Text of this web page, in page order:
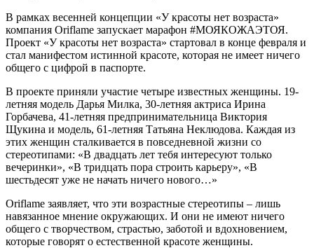
В рамках весенней концепции «У красоты нет возраста»
компания Oriflame запускает марафон #МОЯКОЖАЭТОЯ.
Проект «У красоты нет возраста» стартовал в конце февраля и
стал манифестом истинной красоте, которая не имеет ничего
общего с цифрой в паспорте.
В проекте приняли участие четыре известных женщины. 19-
летняя модель Дарья Милка, 30-летняя актриса Ирина
Горбачева, 41-летняя предпринимательница Виктория
Щукина и модель, 61-летняя Татьяна Неклюдова. Каждая из
этих женщин сталкивается в повседневной жизни со
стереотипами: «В двадцать лет тебя интересуют только
вечеринки», «В тридцать пора строить карьеру», «В
шестьдесят уже не начать ничего нового…»
Oriflame заявляет, что эти возрастные стереотипы – лишь
навязанное мнение окружающих. И они не имеют ничего
общего с творчеством, страстью, заботой и вдохновением,
которые говорят о естественной красоте женщины.